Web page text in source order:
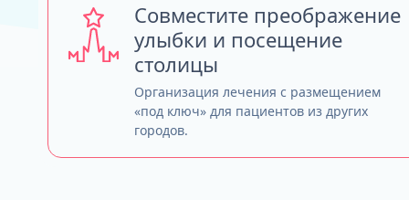
Pro Arch на 4 -
Базальная
Совместите преображение
улыбки и посещение
столицы
Организация лечения с размещением
«под ключ» для пациентов из других
городов.